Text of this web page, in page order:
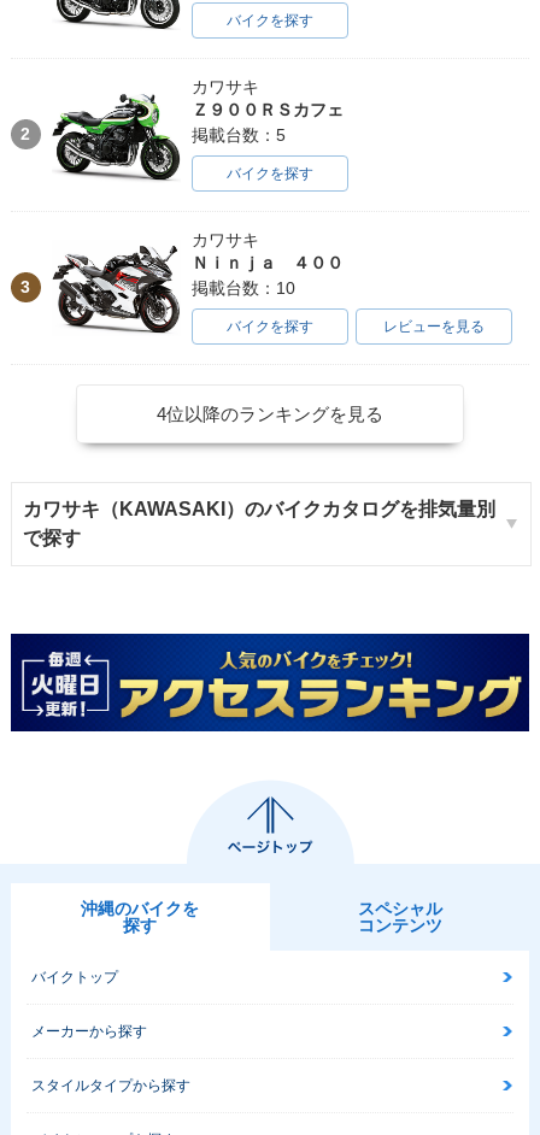
バイクを探す
2
カワサキ
Ｚ９００ＲＳカフェ
掲載台数：5
バイクを探す
3
カワサキ
Ｎｉｎｊａ ４００
掲載台数：10
バイクを探す レビューを見る
4位以降のランキングを見る
カワサキ（KAWASAKI）のバイクカタログを排気量別
で探す
沖縄のバイクを
探す
スペシャル
コンテンツ
バイクトップ
メーカーから探す
スタイルタイプから探す